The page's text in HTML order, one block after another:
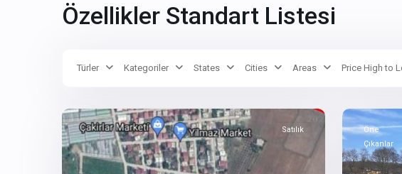
Özellikler Standart Listesi
Türler Kategoriler States Cities Areas Price High to
Satılık
Öne
Çıkanlar